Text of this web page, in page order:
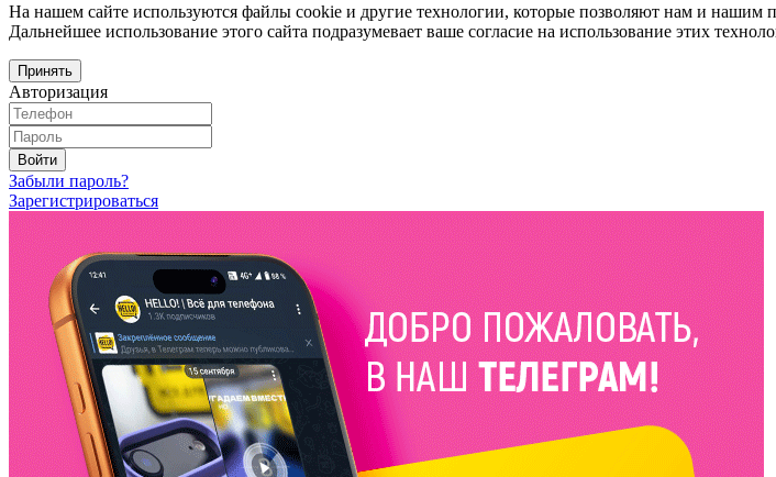
На нашем сайте используются файлы cookie и другие технологии, которые позволяют нам и нашим
Дальнейшее использование этого сайта подразумевает ваше согласие на использование этих
Принять
Авторизация
Войти
Забыли пароль?
Зарегистрироваться